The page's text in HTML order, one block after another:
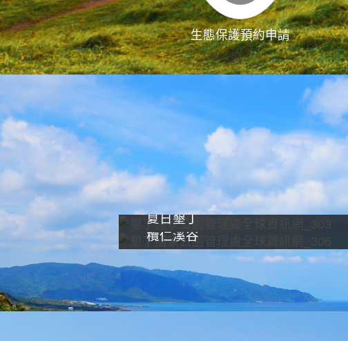
生態保護預約申請
夏日墾丁
欖仁溪谷